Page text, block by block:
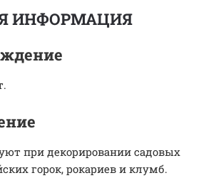
ИНФОРМАЦИЯ
при декорировании садовых
горок, рокариев и клумб.